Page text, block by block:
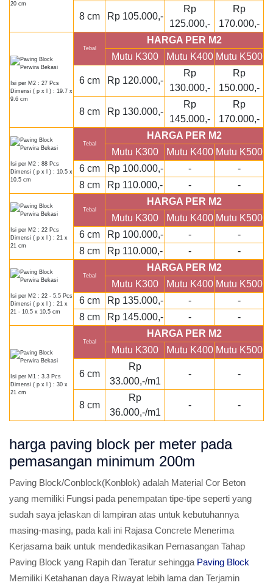
20 cm
8 cm Rp 105.000,-
Rp
125.000,-
Rp
170.000,-
Isi per M2 : 27 Pcs
Dimensi ( p x l ) : 19.7 x
9.6 cm
Tebal
HARGA PER M2
Mutu K300
Mutu K400 Mutu K500
6 cm Rp 120.000,-
Rp
130.000,-
Rp
150.000,-
8 cm Rp 130.000,-
Rp
145.000,-
Rp
170.000,-
Isi per M2 : 88 Pcs
Dimensi ( p x l ) : 10.5 x
10.5 cm
Tebal
HARGA PER M2
Mutu K300
Mutu K400 Mutu K500
6 cm
Rp 100.000,- -
-
8 cm
Rp 110.000,- - -
Isi per M2 : 22 Pcs
Dimensi ( p x l ) : 21 x
21 cm
Tebal
HARGA PER M2
Mutu K300
Mutu K400 Mutu K500
6 cm
Rp 100.000,- -
-
8 cm
Rp 110.000,- - -
Isi per M2 : 22 - 5.5 Pcs
Dimensi ( p x l ) : 21 x
21 - 10,5 x 10,5 cm
Tebal
HARGA PER M2
Mutu K300
Mutu K400 Mutu K500
6 cm
Rp 135.000,- -
-
8 cm
Rp 145.000,- - -
Isi per M1 : 3.3 Pcs
Dimensi ( p x l ) : 30 x
21 cm
Tebal
HARGA PER M2
Mutu K300
Mutu K400 Mutu K500
6 cm
Rp
33.000,-/m1
- -
8 cm
Rp
36.000,-/m1
- -
harga paving block per meter pada
pemasangan minimum 200m
Paving Block/Conblock(Konblok) adalah Material Cor Beton
yang memiliki Fungsi pada penempatan tipe-tipe seperti yang
sudah saya jelaskan di lampiran atas untuk kebutuhannya
masing-masing, pada kali ini Rajasa Concrete Menerima
Kerjasama baik untuk mendedikasikan Pemasangan Tahap
Paving Block yang Rapih dan Teratur sehingga Paving Block
Memiliki Ketahanan daya Riwayat lebih lama dan Terjamin